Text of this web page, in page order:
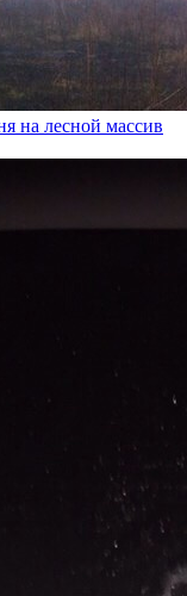
на лесной массив